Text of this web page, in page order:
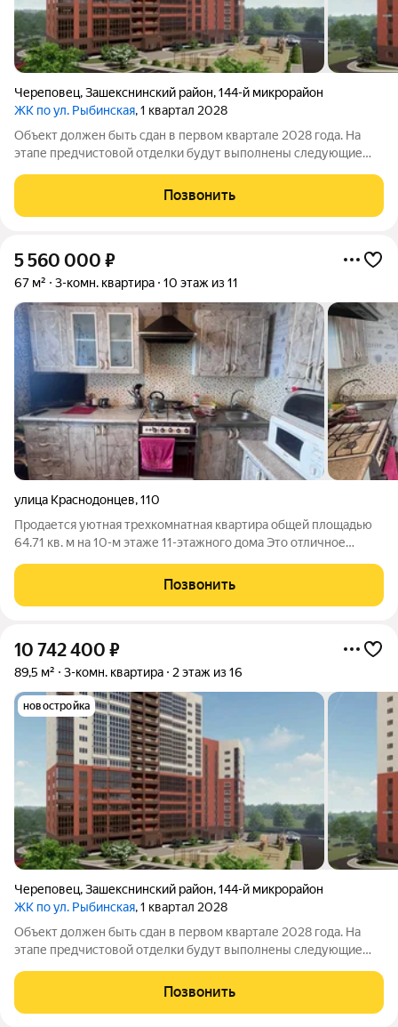
Череповец,Зашекснинский район,144-й микрорайон
ЖК по ул. Рыбинская, 1 квартал 2028
Объект должен быть сдан в первом квартале 2028 года. На
этапе предчистовой отделки будут выполнены следующие
монтажа сантехники, выполнена разводка электричества с
установкой розеток и
Позвонить
5 560 000 ₽
67 м² 3-комн. квартира 10 этаж из 11
улица Краснодонцев,110
Продается уютная трехкомнатная квартира общей площадью
64.71 кв. м на 10-м этаже 11-этажного дома Это отличное
спокойном районе. В квартире выполнен косметический
ремонт, который позволяет сразу же
Позвонить
10 742 400 ₽
89,5 м² 3-комн. квартира 2 этаж из 16
новостройка
Череповец,Зашекснинский район,144-й микрорайон
ЖК по ул. Рыбинская, 1 квартал 2028
Объект должен быть сдан в первом квартале 2028 года. На
этапе предчистовой отделки будут выполнены следующие
монтажа сантехники, проложена электропроводка с
установкой розеток и выключателей;
Позвонить